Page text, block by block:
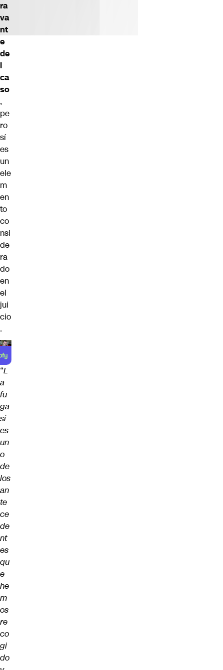
ra
va
nt
e
de
l
ca
so
,
pe
ro
sí
es
un
ele
m
en
to
co
nsi
de
ra
do
en
el
jui
cio
.
“L
a
fu
ga
sí
es
un
o
de
los
an
te
ce
de
nt
es
qu
e
he
m
os
re
co
gi
do